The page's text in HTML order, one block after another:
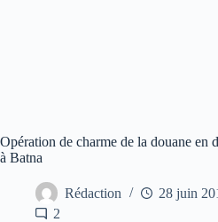
Opération de charme de la douane en
à Batna
Rédaction 28 juin
2